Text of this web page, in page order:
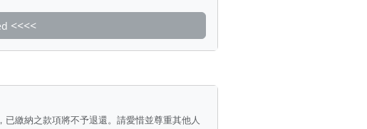
<<<<
繳納之款項將不予退還。請愛惜並尊重其他人